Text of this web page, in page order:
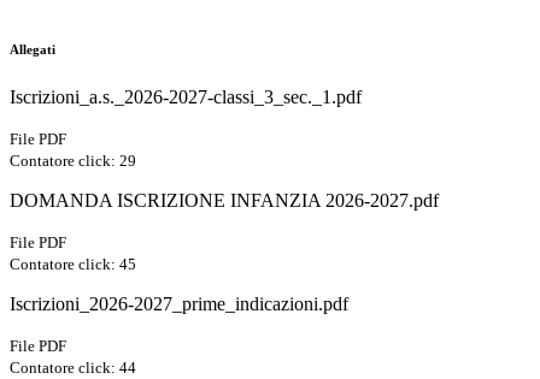
Allegati
Iscrizioni_a.s._2026-2027-classi_3_sec._1.pdf
File PDF
Contatore click: 29
DOMANDA ISCRIZIONE INFANZIA 2026-2027.pdf
File PDF
Contatore click: 45
Iscrizioni_2026-2027_prime_indicazioni.pdf
File PDF
Contatore click: 44